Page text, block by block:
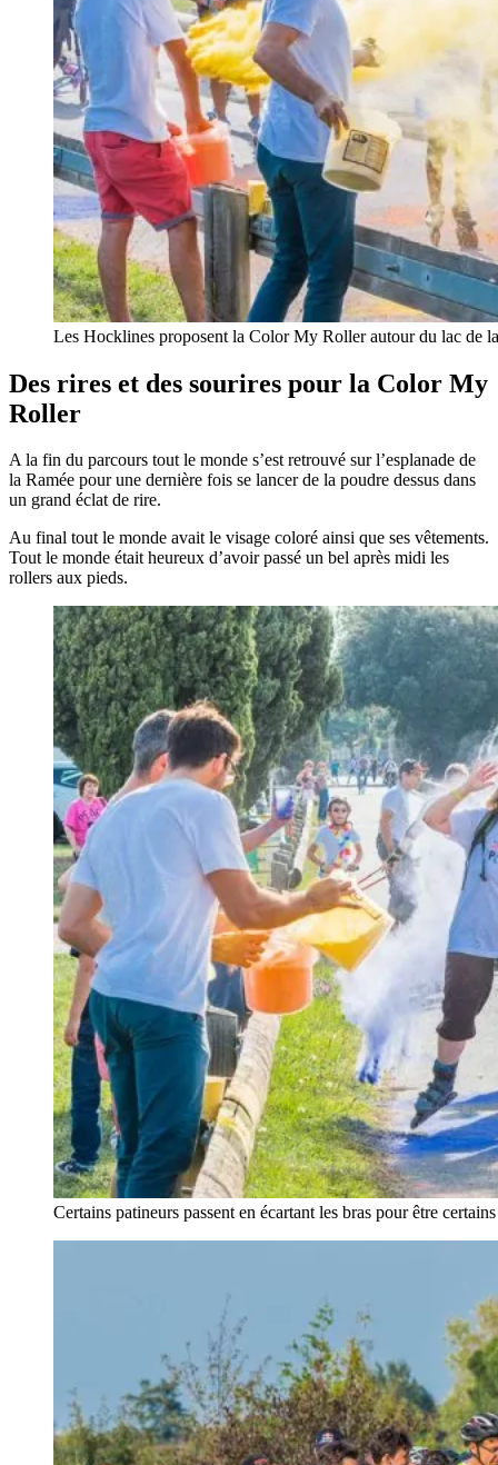
Les Hocklines proposent la Color My Roller autour du lac de
Des rires et des sourires pour la Color My
Roller
A la fin du parcours tout le monde s’est retrouvé sur l’esplanade de
la Ramée pour une dernière fois se lancer de la poudre dessus dans
un grand éclat de rire.
Au final tout le monde avait le visage coloré ainsi que ses vêtements.
Tout le monde était heureux d’avoir passé un bel après midi les
rollers aux pieds.
Certains patineurs passent en écartant les bras pour être